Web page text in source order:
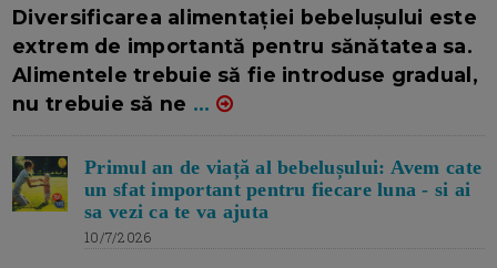
Diversificarea alimentației bebelușului este
extrem de importantă pentru sănătatea sa.
Alimentele trebuie să fie introduse gradual,
nu trebuie să ne ...
Primul an de viață al bebelușului: Avem cate
un sfat important pentru fiecare luna - si ai
sa vezi ca te va ajuta
10/7/2026